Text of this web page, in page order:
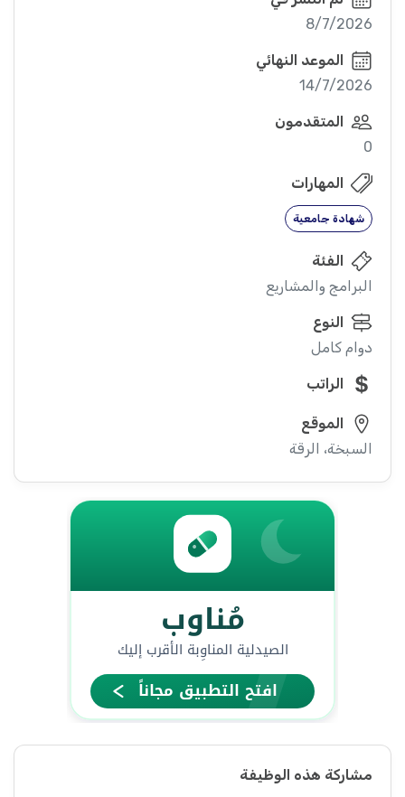
8/7/2026
الموعد النهائي
14/7/2026
المتقدمون
0
المهارات
شهادة جامعية
الفئة
البرامج والمشاريع
النوع
دوام كامل
الراتب
الموقع
السبخة، الرقة
مشاركة هذه الوظيفة